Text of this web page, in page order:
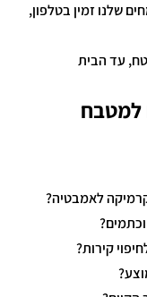
שלנו זמין בטלפון,
עד הבית
למטבח
לאמבטיה?
קירות?